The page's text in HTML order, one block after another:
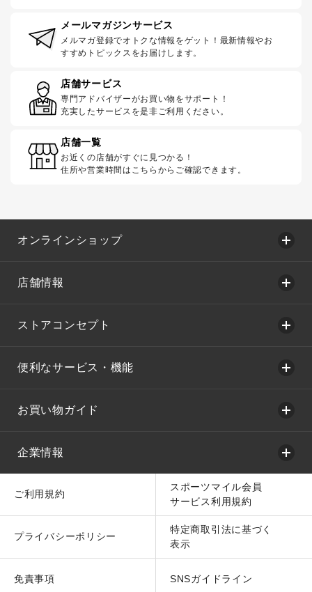
メールマガジンサービス
メルマガ登録でオトクな情報をゲット！最新情報やお
すすめトピックスをお届けします。
店舗サービス
専門アドバイザーがお買い物をサポート！
充実したサービスを是非ご利用ください。
店舗一覧
お近くの店舗がすぐに見つかる！
住所や営業時間はこちらからご確認できます。
オンラインショップ
店舗情報
ストアコンセプト
便利なサービス・機能
お買い物ガイド
企業情報
ご利用規約
スポーツマイル会員
サービス利用規約
プライバシーポリシー
特定商取引法に基づく
表示
免責事項 SNSガイドライン